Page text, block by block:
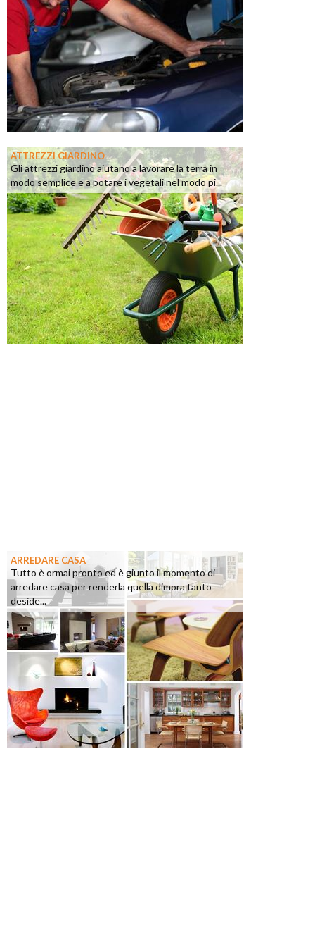
ATTREZZI GIARDINO
Gli attrezzi giardino aiutano a lavorare la terra in
modo semplice e a potare i vegetali nel modo pi...
ARREDARE CASA
Tutto è ormai pronto ed è giunto il momento di
arredare casa per renderla quella dimora tanto
deside...